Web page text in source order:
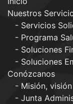
Nuestros
Servicios
Programa
Soluciones
Soluciones
Conózcanos
Misión,
Junta